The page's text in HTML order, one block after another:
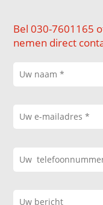
Bel 030-7601165
nemen direct